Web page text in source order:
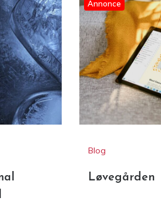
Blog
Løvegården